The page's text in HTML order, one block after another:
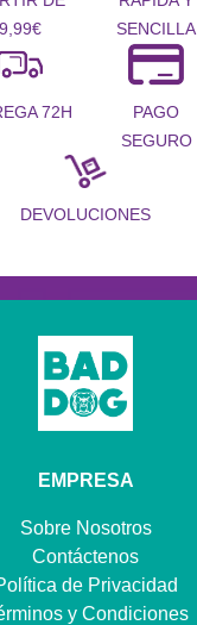
SENCILLA
72H
PAGO
SEGURO
DEVOLUCIONES
EMPRESA
Sobre Nosotros
Contáctenos
de Privacidad
y Condiciones